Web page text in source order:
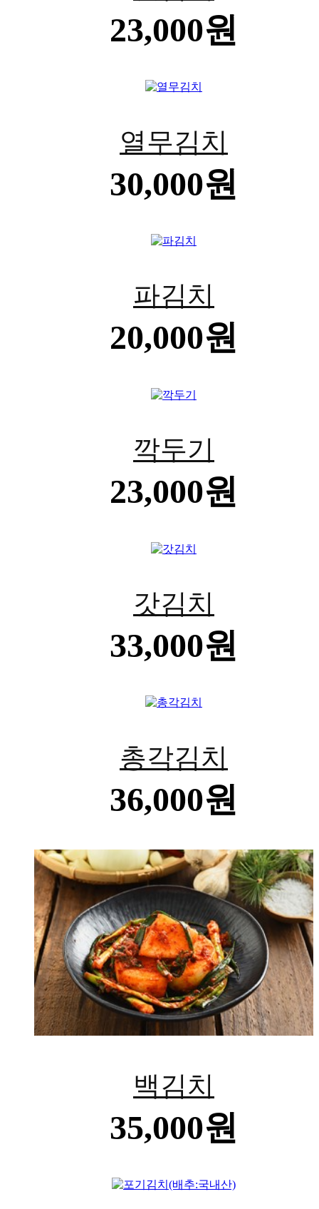
23,000원
열무김치
30,000원
파김치
20,000원
깍두기
23,000원
갓김치
33,000원
총각김치
36,000원
백김치
35,000원